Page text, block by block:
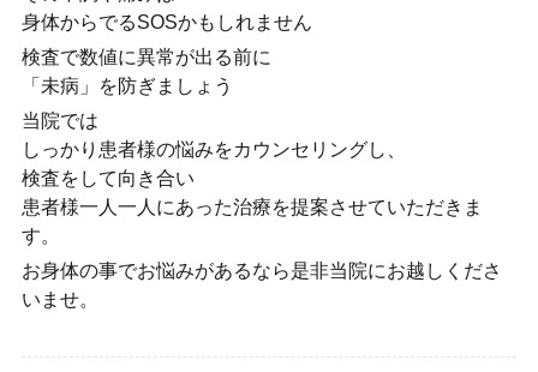
身体からでるSOSかもしれません
検査で数値に異常が出る前に
「未病」を防ぎましょう
当院では
しっかり患者様の悩みをカウンセリングし、
検査をして向き合い
患者様一人一人にあった治療を提案させていただきま
す。
お身体の事でお悩みがあるなら是非当院にお越しくださ
いませ。